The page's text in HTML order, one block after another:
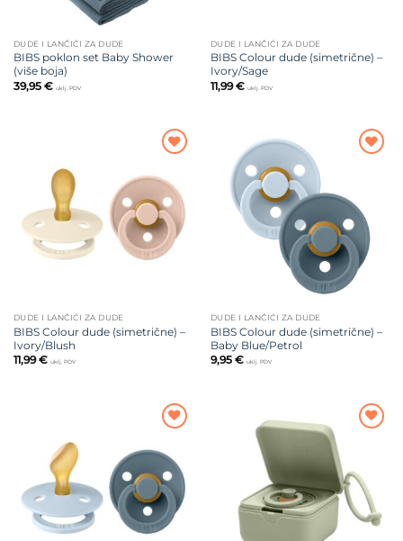
DUDE I LANČIĆI ZA DUDE
BIBS poklon set Baby Shower
(više boja)
39,95 € uklj. PDV
DUDE I LANČIĆI ZA DUDE
BIBS Colour dude (simetrične) –
Ivory/Sage
11,99€ uklj. PDV
na listu
želja
DUDE I LANČIĆI ZA DUDE
BIBS Colour dude (simetrične) –
Ivory/Blush
11,99€ uklj. PDV
DUDE I LANČIĆI ZA DUDE
BIBS Colour dude (simetrične) –
Baby Blue/Petrol
9,95 € uklj. PDV
na listu
želja